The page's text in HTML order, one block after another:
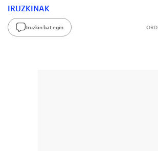
IRUZKINAK
Iruzkin bat egin